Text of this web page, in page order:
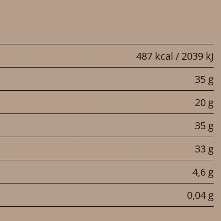
487 kcal / 2039 kJ
35 g
20 g
35 g
33 g
4,6 g
0,04 g